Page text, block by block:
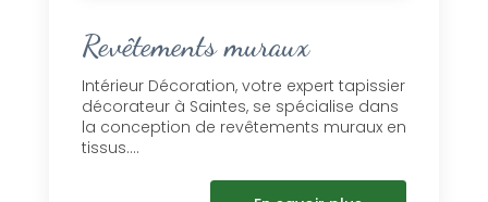
Revêtements muraux
Intérieur Décoration, votre expert tapissier
décorateur à Saintes, se spécialise dans
la conception de revêtements muraux en
tissus....